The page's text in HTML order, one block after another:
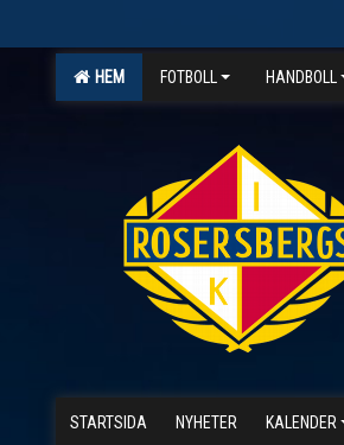
HEM FOTBOLL HANDBOLL
STARTSIDA NYHETER KALENDER